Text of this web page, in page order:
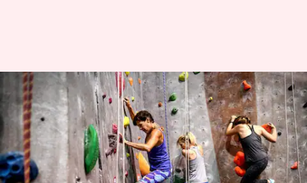
கை தசைகளுக்கு
வலுவூட்டும் ராக்
கிளைம்பிங் மற்றும்
கேனோயிங் - ஒரு
பார்வை!